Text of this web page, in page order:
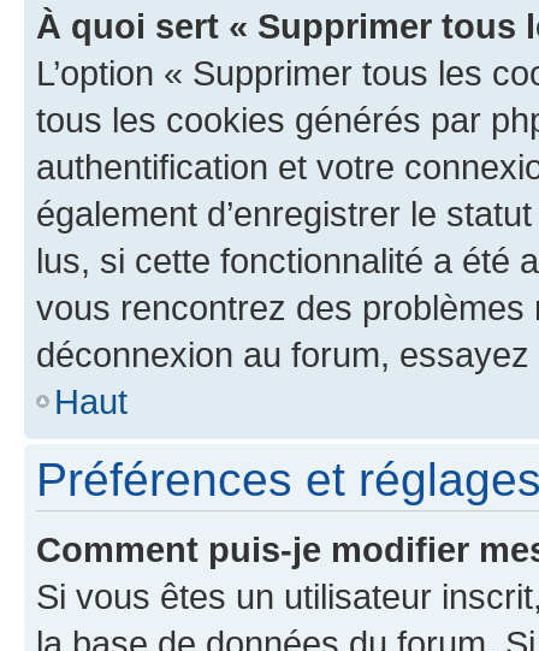
À quoi sert « Supprimer tous
L’option « Supprimer tous les
tous les cookies générés par
authentification et votre
également d’enregistrer le
lus, si cette fonctionnalité a été
vous rencontrez des
déconnexion au forum,
Haut
Préférences et
Comment puis-je modifier
Si vous êtes un utilisateur
la base de données du forum.